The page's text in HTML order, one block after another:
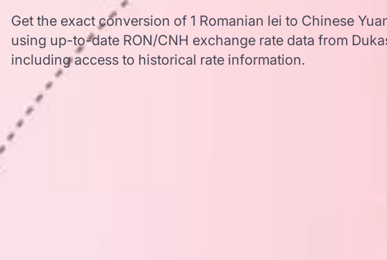
Get the exact conversion of 1 Romanian lei to Chinese
using up-to-date RON/CNH exchange rate data from
including access to historical rate information.